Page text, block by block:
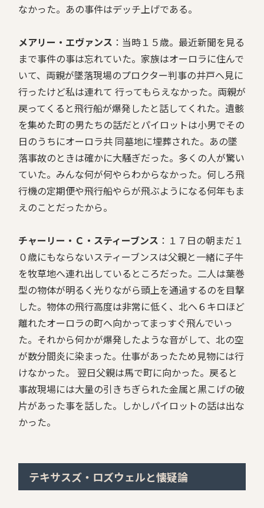
なかった。あの事件はデッチ上げである。
メアリー・エヴァンス ：当時１５歳。最近新聞を見る
まで事件の事は忘れていた。家族はオーロラに住んで
いて、両親が墜落現場のプロクター判事の井戸へ見に
行ったけど私は連れて 行ってもらえなかった。両親が
戻ってくると飛行船が爆発したと話してくれた。遺骸
を集めた町の男たちの話だとパイロットは小男でその
日のうちにオーロラ共 同墓地に埋葬された。あの墜
落事故のときは確かに大騒ぎだった。多くの人が驚い
ていた。みんな何が何やらわからなかった。何しろ飛
行機の定期便や飛行船やらが飛ぶようになる何年もま
えのことだったから。
チャーリー・Ｃ・スティーブンス ：１７日の朝まだ１
０歳にもならないスティーブンスは父親と一緒に子牛
を牧草地へ連れ出しているところだった。二人は葉巻
型の物体が明るく光りながら頭上を通過するのを目撃
した。物体の飛行高度は非常に低く、北へ６キロほど
離れたオーロラの町へ向かってまっすぐ飛んでいっ
た。それから何かが爆発したような音がして、北の空
が数分間炎に染まった。仕事があったため見物には行
けなかった。 翌日父親は馬で町に向かった。戻ると
事故現場には大量の引きちぎられた金属と黒こげの破
片があった事を話した。しかしパイロットの話は出な
かった。
テキサスズ・ロズウェルと懐疑論